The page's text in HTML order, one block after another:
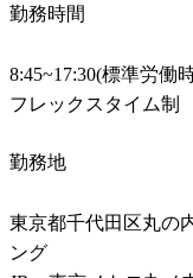
勤務時間
8:45~17:30(標準労働
勤務地
東京都千代田区丸の
ング